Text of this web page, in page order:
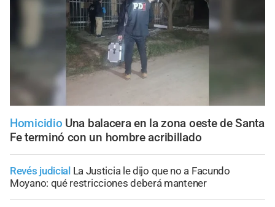
Homicidio Una balacera en la zona oeste de Santa
Fe terminó con un hombre acribillado
Revés judicial La Justicia le dijo que no a Facundo
Moyano: qué restricciones deberá mantener